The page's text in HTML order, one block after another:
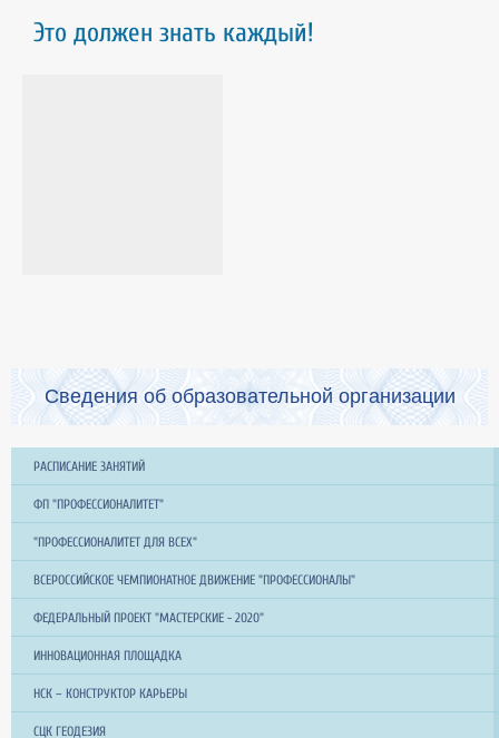
Это должен знать каждый!
Сведения об образовательной организации
РАСПИСАНИЕ ЗАНЯТИЙ
ФП "ПРОФЕССИОНАЛИТЕТ"
"ПРОФЕССИОНАЛИТЕТ ДЛЯ ВСЕХ"
ВСЕРОССИЙСКОЕ ЧЕМПИОНАТНОЕ ДВИЖЕНИЕ "ПРОФЕССИОНАЛЫ"
ФЕДЕРАЛЬНЫЙ ПРОЕКТ "МАСТЕРСКИЕ - 2020"
ИННОВАЦИОННАЯ ПЛОЩАДКА
НСК – КОНСТРУКТОР КАРЬЕРЫ
СЦК ГЕОДЕЗИЯ